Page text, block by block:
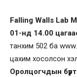
Falling Walls Lab
01-нд 14.00
танхим 502 ба
цахим хосолсон
Оролцогчдын